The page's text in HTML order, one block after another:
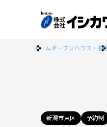
ホームオープンハウス・相
新潟市東区 予約制